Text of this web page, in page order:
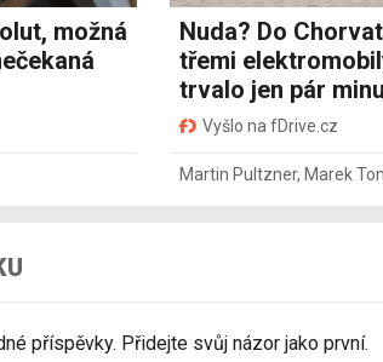
možná
Nuda? Do
třemi
trvalo jen pár
Vyšlo na fDrive.cz
Martin Pultzner, Marek
příspěvky. Přidejte svůj názor jako první.